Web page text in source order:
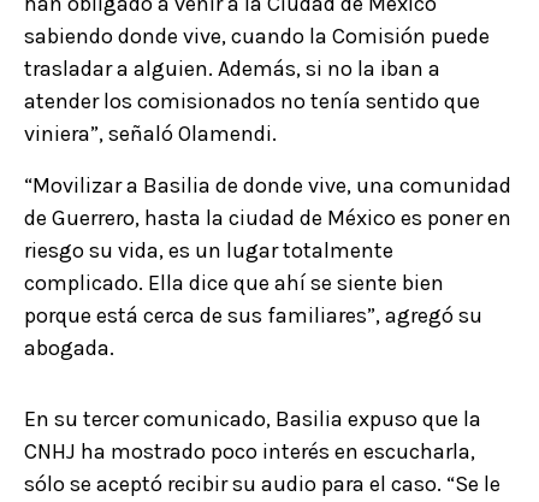
sabiendo donde vive, cuando la Comisión puede
trasladar a alguien. Además, si no la iban a
atender los comisionados no tenía sentido que
viniera”, señaló Olamendi.
“Movilizar a Basilia de donde vive, una comunidad
de Guerrero, hasta la ciudad de México es poner en
riesgo su vida, es un lugar totalmente
complicado. Ella dice que ahí se siente bien
porque está cerca de sus familiares”, agregó su
abogada.
En su tercer comunicado, Basilia expuso que la
CNHJ ha mostrado poco interés en escucharla,
sólo se aceptó recibir su audio para el caso. “Se le